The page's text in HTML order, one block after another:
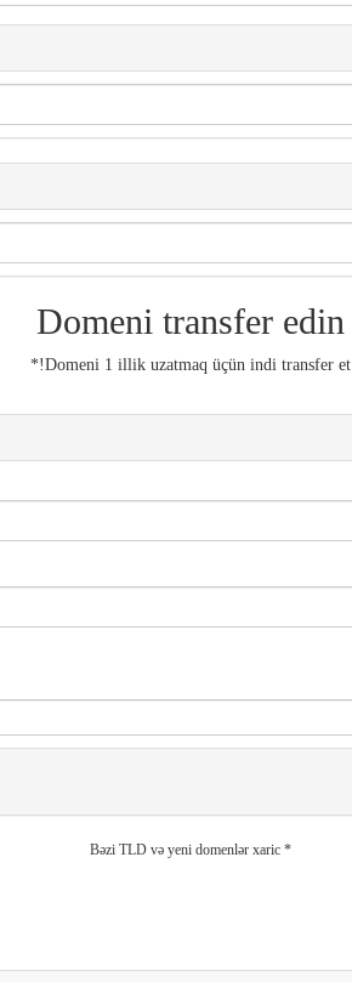
Domeni transfer edin
Domeni 1 illik uzatmaq üçün indi transfer et!*
* Bəzi TLD və yeni domenlər xaric